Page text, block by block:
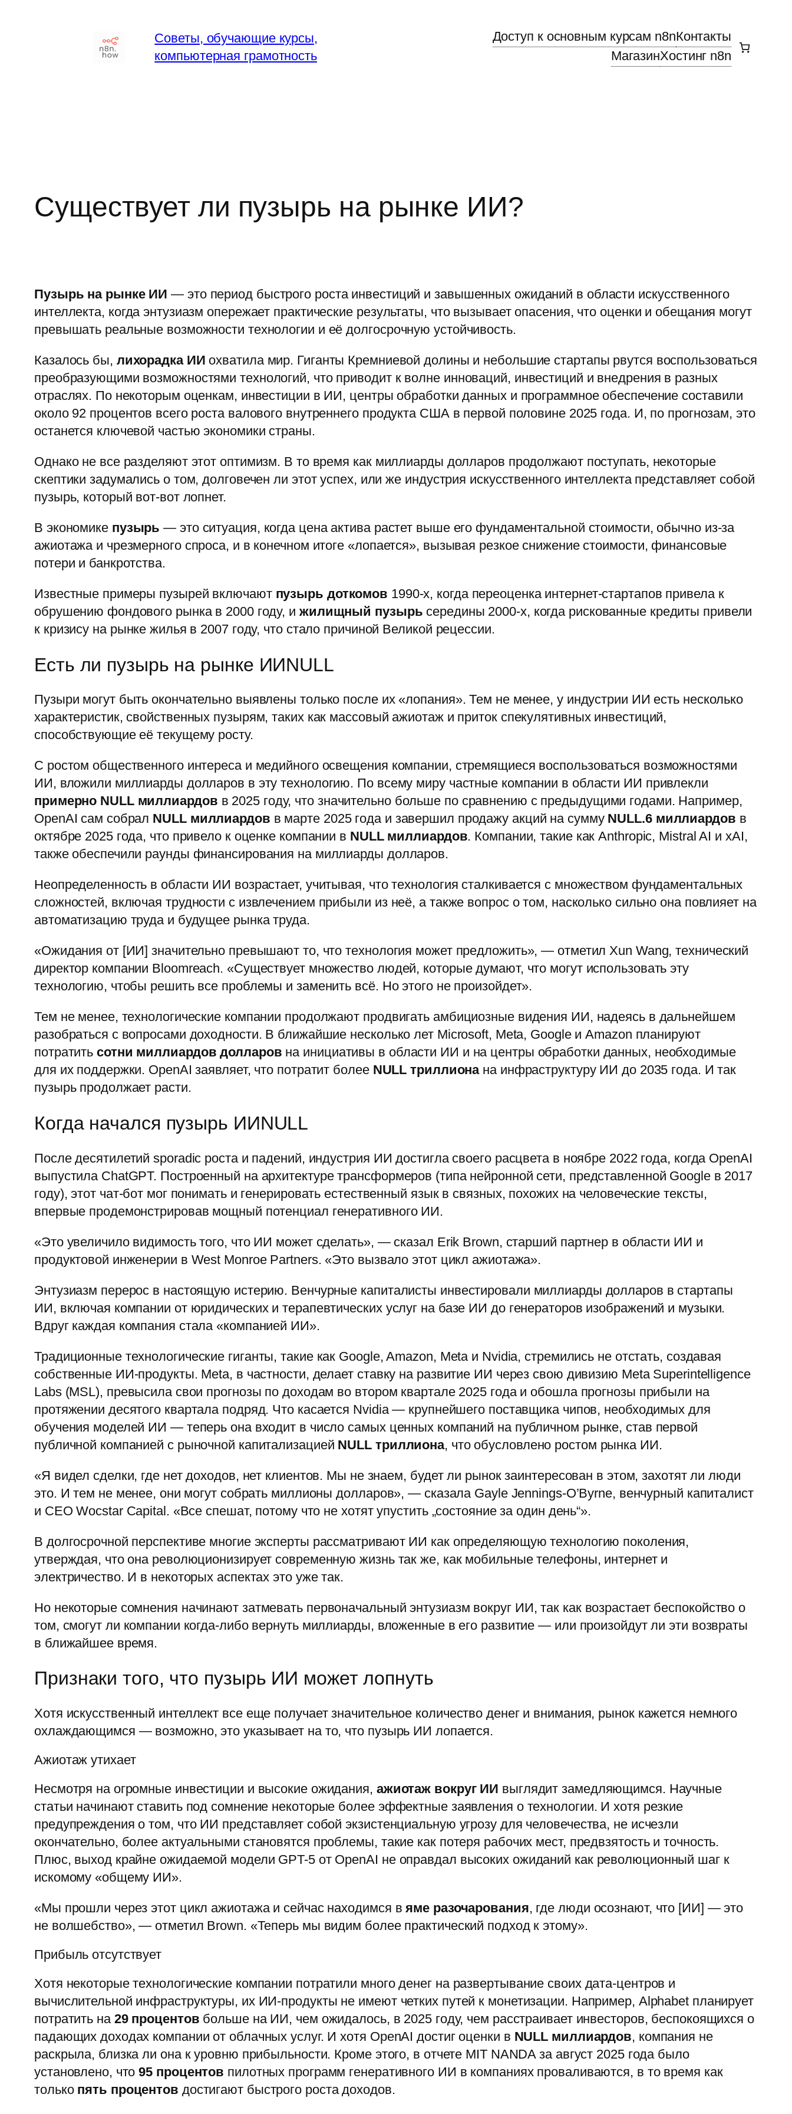
Советы, обучающие курсы,
компьютерная грамотность
Доступ к основным курсам n8nКонтакты
МагазинХостинг n8n
Существует ли пузырь на рынке ИИ?
Пузырь на рынке ИИ — это период быстрого роста инвестиций и завышенных ожиданий в области искусственного
интеллекта, когда энтузиазм опережает практические результаты, что вызывает опасения, что оценки и обещания могут
превышать реальные возможности технологии и её долгосрочную устойчивость.
Казалось бы, лихорадка ИИ охватила мир. Гиганты Кремниевой долины и небольшие стартапы рвутся воспользоваться
преобразующими возможностями технологий, что приводит к волне инноваций, инвестиций и внедрения в разных
отраслях. По некоторым оценкам, инвестиции в ИИ, центры обработки данных и программное обеспечение составили
около 92 процентов всего роста валового внутреннего продукта США в первой половине 2025 года. И, по прогнозам, это
останется ключевой частью экономики страны.
Однако не все разделяют этот оптимизм. В то время как миллиарды долларов продолжают поступать, некоторые
скептики задумались о том, долговечен ли этот успех, или же индустрия искусственного интеллекта представляет собой
пузырь, который вот-вот лопнет.
В экономике пузырь — это ситуация, когда цена актива растет выше его фундаментальной стоимости, обычно из-за
ажиотажа и чрезмерного спроса, и в конечном итоге «лопается», вызывая резкое снижение стоимости, финансовые
потери и банкротства.
Известные примеры пузырей включают пузырь доткомов 1990-х, когда переоценка интернет-стартапов привела к
обрушению фондового рынка в 2000 году, и жилищный пузырь середины 2000-х, когда рискованные кредиты привели
к кризису на рынке жилья в 2007 году, что стало причиной Великой рецессии.
Есть ли пузырь на рынке ИИNULL
Пузыри могут быть окончательно выявлены только после их «лопания». Тем не менее, у индустрии ИИ есть несколько
характеристик, свойственных пузырям, таких как массовый ажиотаж и приток спекулятивных инвестиций,
способствующие её текущему росту.
С ростом общественного интереса и медийного освещения компании, стремящиеся воспользоваться возможностями
ИИ, вложили миллиарды долларов в эту технологию. По всему миру частные компании в области ИИ привлекли
примерно NULL миллиардов в 2025 году, что значительно больше по сравнению с предыдущими годами. Например,
OpenAI сам собрал NULL миллиардов в марте 2025 года и завершил продажу акций на сумму NULL.6 миллиардов в
октябре 2025 года, что привело к оценке компании в NULL миллиардов. Компании, такие как Anthropic, Mistral AI и xAI,
также обеспечили раунды финансирования на миллиарды долларов.
Неопределенность в области ИИ возрастает, учитывая, что технология сталкивается с множеством фундаментальных
сложностей, включая трудности с извлечением прибыли из неё, а также вопрос о том, насколько сильно она повлияет на
автоматизацию труда и будущее рынка труда.
«Ожидания от [ИИ] значительно превышают то, что технология может предложить», — отметил Xun Wang, технический
директор компании Bloomreach. «Существует множество людей, которые думают, что могут использовать эту
технологию, чтобы решить все проблемы и заменить всё. Но этого не произойдет».
Тем не менее, технологические компании продолжают продвигать амбициозные видения ИИ, надеясь в дальнейшем
разобраться с вопросами доходности. В ближайшие несколько лет Microsoft, Meta, Google и Amazon планируют
потратитьсотни миллиардов долларов на инициативы в области ИИ и на центры обработки данных, необходимые
для их поддержки. OpenAI заявляет, что потратит более NULL триллионана инфраструктуру ИИ до 2035 года. И так
пузырь продолжает расти.
Когда начался пузырь ИИNULL
После десятилетий sporadic роста и падений, индустрия ИИ достигла своего расцвета в ноябре 2022 года, когда OpenAI
выпустила ChatGPT. Построенный на архитектуре трансформеров (типа нейронной сети, представленной Google в 2017
году), этот чат-бот мог понимать и генерировать естественный язык в связных, похожих на человеческие тексты,
впервые продемонстрировав мощный потенциал генеративного ИИ.
«Это увеличило видимость того, что ИИ может сделать», — сказал Erik Brown, старший партнер в области ИИ и
продуктовой инженерии в West Monroe Partners. «Это вызвало этот цикл ажиотажа».
Энтузиазм перерос в настоящую истерию. Венчурные капиталисты инвестировали миллиарды долларов в стартапы
ИИ, включая компании от юридических и терапевтических услуг на базе ИИ до генераторов изображений и музыки.
Вдруг каждая компания стала «компанией ИИ».
Традиционные технологические гиганты, такие как Google, Amazon, Meta и Nvidia, стремились не отстать, создавая
собственные ИИ-продукты. Meta, в частности, делает ставку на развитие ИИ через свою дивизию Meta Superintelligence
Labs (MSL), превысила свои прогнозы по доходам во втором квартале 2025 года и обошла прогнозы прибыли на
протяжении десятого квартала подряд. Что касается Nvidia — крупнейшего поставщика чипов, необходимых для
обучения моделей ИИ — теперь она входит в число самых ценных компаний на публичном рынке, став первой
публичной компанией с рыночной капитализацией NULL триллиона, что обусловлено ростом рынка ИИ.
«Я видел сделки, где нет доходов, нет клиентов. Мы не знаем, будет ли рынок заинтересован в этом, захотят ли люди
это. И тем не менее, они могут собрать миллионы долларов», — сказала Gayle Jennings-O’Byrne, венчурный капиталист
и CEO Wocstar Capital. «Все спешат, потому что не хотят упустить „состояние за один день“».
В долгосрочной перспективе многие эксперты рассматривают ИИ как определяющую технологию поколения,
утверждая, что она революционизирует современную жизнь так же, как мобильные телефоны, интернет и
электричество. И в некоторых аспектах это уже так.
Но некоторые сомнения начинают затмевать первоначальный энтузиазм вокруг ИИ, так как возрастает беспокойство о
том, смогут ли компании когда-либо вернуть миллиарды, вложенные в его развитие — или произойдут ли эти возвраты
в ближайшее время.
Признаки того, что пузырь ИИ может лопнуть
Хотя искусственный интеллект все еще получает значительное количество денег и внимания, рынок кажется немного
охлаждающимся — возможно, это указывает на то, что пузырь ИИ лопается.
Ажиотаж утихает
Несмотря на огромные инвестиции и высокие ожидания, ажиотаж вокруг ИИ выглядит замедляющимся. Научные
статьи начинают ставить под сомнение некоторые более эффектные заявления о технологии. И хотя резкие
предупреждения о том, что ИИ представляет собой экзистенциальную угрозу для человечества, не исчезли
окончательно, более актуальными становятся проблемы, такие как потеря рабочих мест, предвзятость и точность.
Плюс, выход крайне ожидаемой модели GPT-5 от OpenAI не оправдал высоких ожиданий как революционный шаг к
искомому «общему ИИ».
«Мы прошли через этот цикл ажиотажа и сейчас находимся вяме разочарования, где люди осознают, что [ИИ] — это
не волшебство», — отметил Brown. «Теперь мы видим более практический подход к этому».
Прибыль отсутствует
Хотя некоторые технологические компании потратили много денег на развертывание своих дата-центров и
вычислительной инфраструктуры, их ИИ-продукты не имеют четких путей к монетизации. Например, Alphabet планирует
потратить на 29 процентов больше на ИИ, чем ожидалось, в 2025 году, чем расстраивает инвесторов, беспокоящихся о
падающих доходах компании от облачных услуг. И хотя OpenAI достиг оценки в NULL миллиардов, компания не
раскрыла, близка ли она к уровню прибыльности. Кроме этого, в отчете MIT NANDA за август 2025 года было
установлено, что95 процентов пилотных программ генеративного ИИ в компаниях проваливаются, в то время как
только пять процентов достигают быстрого роста доходов.